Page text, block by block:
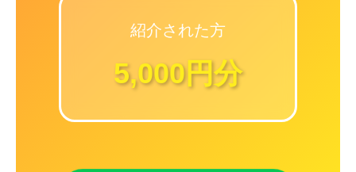
紹介された方
5,000円分